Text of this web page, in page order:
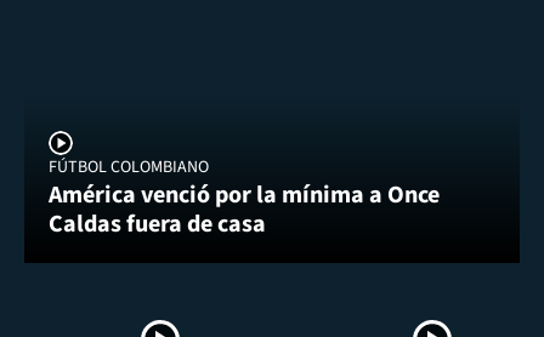
FÚTBOL COLOMBIANO
América venció por la mínima a Once
Caldas fuera de casa